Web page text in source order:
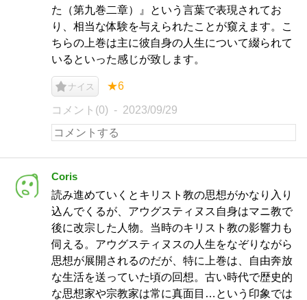
た（第九巻二章）』という言葉で表現されてお
り、相当な体験を与えられたことが窺えます。こ
ちらの上巻は主に彼自身の人生について綴られて
いるといった感じが致します。
ナイス ★6
コメント(0) 2023/09/29
Coris
読み進めていくとキリスト教の思想がかなり入り
込んでくるが、アウグスティヌス自身はマニ教で
後に改宗した人物。当時のキリスト教の影響力も
伺える。アウグスティヌスの人生をなぞりながら
思想が展開されるのだが、特に上巻は、自由奔放
な生活を送っていた頃の回想。古い時代で歴史的
な思想家や宗教家は常に真面目…という印象では